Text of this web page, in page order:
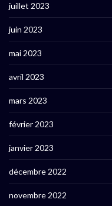
juillet 2023
juin 2023
mai 2023
avril 2023
mars 2023
février 2023
janvier 2023
décembre 2022
novembre 2022